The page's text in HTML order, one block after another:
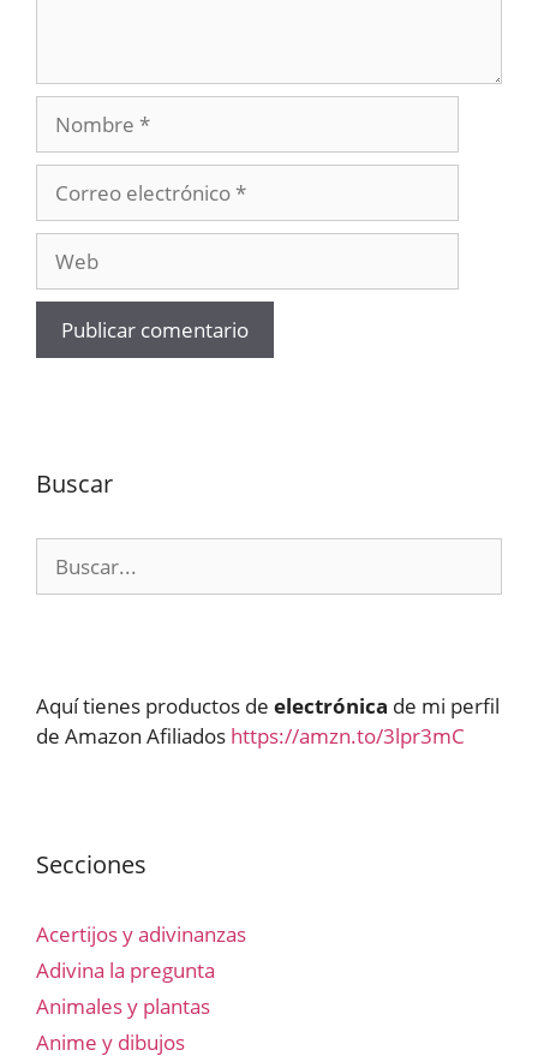
electrónico
Buscar
Aquí tienes productos de electrónica de mi perfil
de Amazon Afiliados https://amzn.to/3lpr3mC
Secciones
Acertijos y adivinanzas
Adivina la pregunta
Animales y plantas
Anime y dibujos